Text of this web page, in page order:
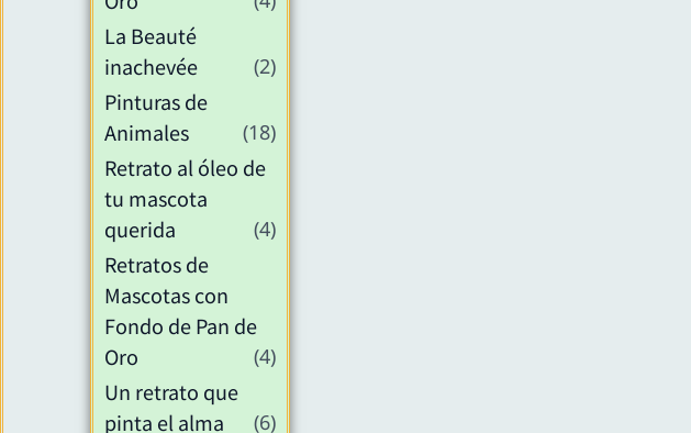
La Beauté
inachevée
(2)
Pinturas de
Animales
(18)
Retrato al óleo de
tu mascota
querida
(4)
Retratos de
Mascotas con
Fondo de Pan de
Oro
(4)
Un retrato que
pinta el alma
(6)